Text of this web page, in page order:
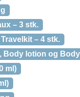
– 3 stk.
Travelkit – 4 stk.
Body lotion og
ml)